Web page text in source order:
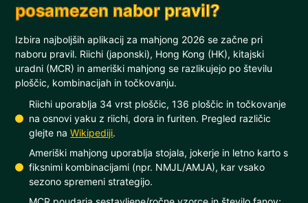
posamezen nabor pravil?
Izbira najboljših aplikacij za mahjong 2026 se začne pri
naboru pravil. Riichi (japonski), Hong Kong (HK), kitajski
uradni (MCR) in ameriški mahjong se razlikujejo po številu
ploščic, kombinacijah in točkovanju.
Riichi uporablja 34 vrst ploščic, 136 ploščic in točkovanje
na osnovi yaku z riichi, dora in furiten. Pregled različic
glejte naWikipediji.
Ameriški mahjong uporablja stojala, jokerje in letno karto s
fiksnimi kombinacijami (npr. NMJL/AMJA), kar vsako
sezono spremeni strategijo.